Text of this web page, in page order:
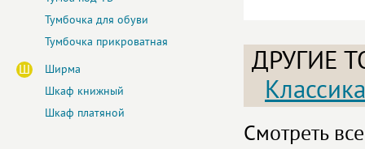
Тумбочка для обуви
Тумбочка прикроватная
Ш
Ширма
Шкаф книжный
Шкаф платяной
ДРУГИЕ
Классика
Смотреть